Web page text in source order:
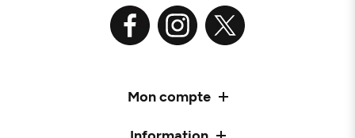
Mon compte